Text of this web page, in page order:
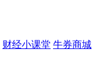
财经小课堂 牛券商城